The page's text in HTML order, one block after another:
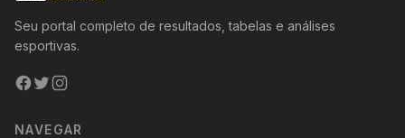
Seu portal completo de resultados, tabelas e análises
esportivas.
NAVEGAR